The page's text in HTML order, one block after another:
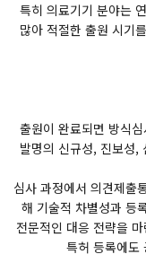
특히 의료기기 분야는
많아 적절한 출원 시기
출원이 완료되면 방식
발명의 신규성, 진보성,
심사 과정에서 의견제출
해 기술적 차별성과 등
전문적인 대응 전략을
특허 등록에도